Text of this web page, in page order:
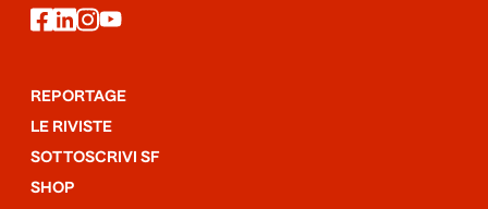
facebook
linkedin
instagram
youtube
REPORTAGE
LE RIVISTE
SOTTOSCRIVI SF
SHOP